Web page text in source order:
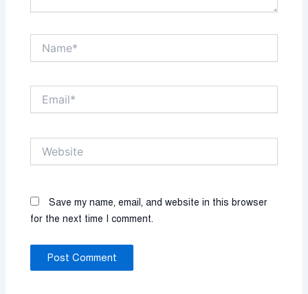
Save my name, email, and website in this browser
for the next time I comment.